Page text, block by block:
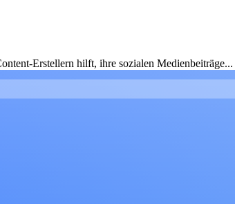
Erstellern hilft, ihre sozialen Medienbeiträge...